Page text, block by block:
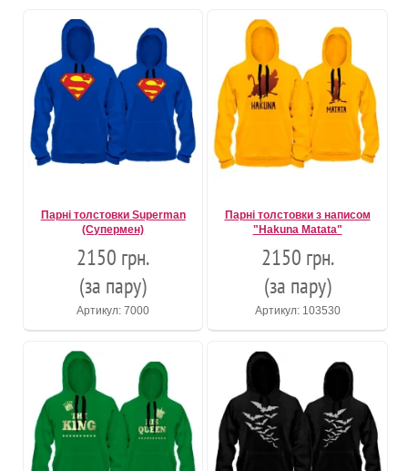
Парні толстовки Superman
(Супермен)
2150 грн.
(за пару)
Артикул: 7000
Парні толстовки з написом
"Hakuna Matata"
2150 грн.
(за пару)
Артикул: 103530